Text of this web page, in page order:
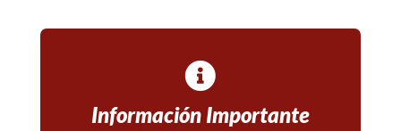
Información Importante